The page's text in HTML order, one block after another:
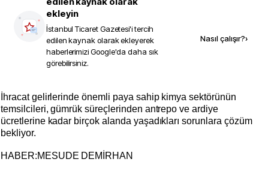
ekleyin
İstanbul Ticaret Gazetesi'i tercih
edilen kaynak olarak ekleyerek
haberlerimizi Google'da daha sık
görebilirsiniz.
Nasıl çalışır?›
temsilcileri, gümrük süreçlerinden antrepo ve ardiye
ücretlerine kadar birçok alanda yaşadıkları sorunlara çözüm
bekliyor.
HABER:MESUDE DEMİRHAN